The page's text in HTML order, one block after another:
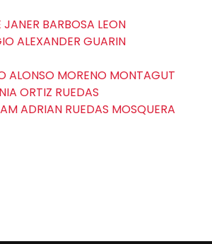
JANER BARBOSA LEON
ALEXANDER GUARIN
ALONSO MORENO MONTAGUT
ORTIZ RUEDAS
ADRIAN RUEDAS MOSQUERA